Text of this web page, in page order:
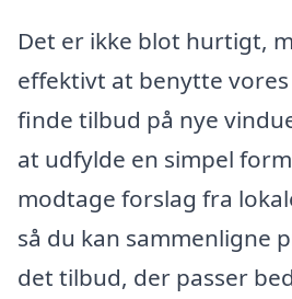
Det er ikke blot hurtigt,
effektivt at benytte
finde tilbud på nye
at udfylde en simpel
modtage forslag fra
så du kan sammenligne
det tilbud, der passer